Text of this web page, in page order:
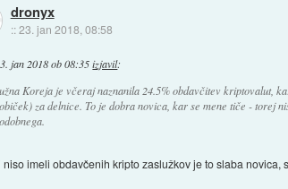
dronyx
::23. jan 2018, 08:58
jan 2018 ob 08:35 izjavil:
Koreja je včeraj naznanila 24.5% obdavčitev kriptovalut,
za delnice. To je dobra novica, kar se mene tiče - torej
niso imeli obdavčenih kripto zaslužkov je to slaba